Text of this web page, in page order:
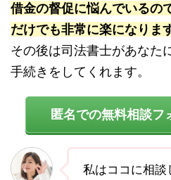
借金の督促に悩んでいるの
だけでも非常に楽になりま
その後は司法書士があなた
手続きをしてくれます。
匿名での無料相談フ
私はココに相談